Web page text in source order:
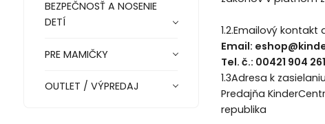
BEZPEČNOSŤ A NOSENIE
DETÍ
PRE MAMIČKY
OUTLET / VÝPREDAJ
1.2.Emailový
Email:
Tel. č.: 00421 904
1.3Adresa k
Predajňa
republika